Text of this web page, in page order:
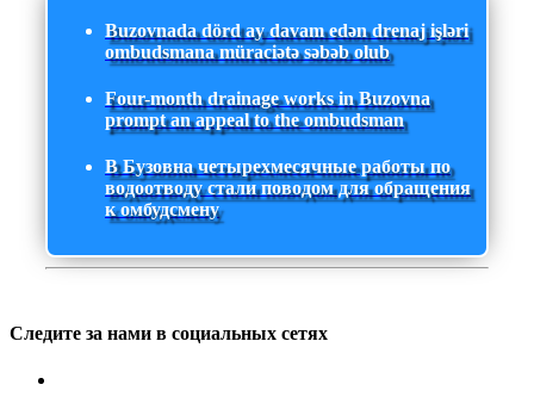
Buzovnada dörd ay davam edən drenaj işləri
ombudsmana müraciətə səbəb olub
Four-month drainage works in Buzovna
prompt an appeal to the ombudsman
В Бузовна четырехмесячные работы по
водоотводу стали поводом для обращения
к омбудсмену
Следите за нами в социальных сетях